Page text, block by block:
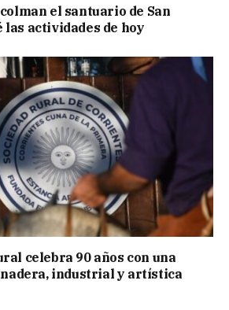
el santuario de San
las actividades de hoy
celebra 90 años con una
industrial y artística